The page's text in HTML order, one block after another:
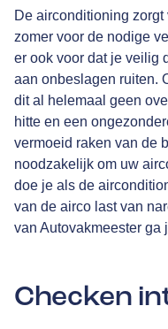
De airconditioning
zomer voor de nodige
er ook voor dat je veilig
aan onbeslagen ruiten.
dit al helemaal geen
hitte en een
vermoeid raken van de
noodzakelijk om uw
doe je als de
van de airco last van
van Autovakmeester ga
Checken